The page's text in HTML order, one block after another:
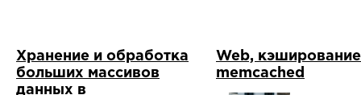
Хранение и обработка
больших массивов
данных в
Web,
memcached